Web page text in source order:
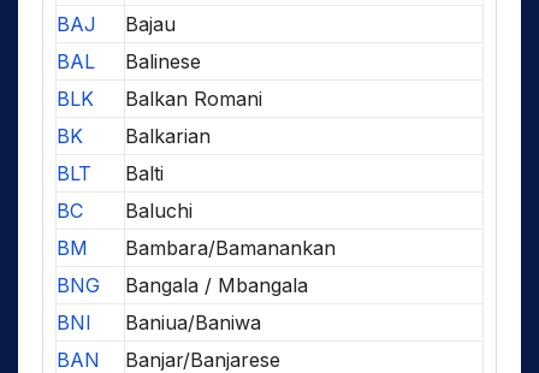
BAJ
Bajau
BAL
Balinese
BLK
Balkan Romani
BK
Balkarian
BLT
Balti
BC
Baluchi
BM
Bambara/Bamanankan
BNG
Bangala / Mbangala
BNI
Baniua/Baniwa
BAN
Banjar/Banjarese